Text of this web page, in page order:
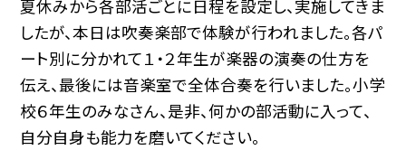
夏休みから各部活ごとに日程を設定し、実施してきま
したが、本日は吹奏楽部で体験が行われました。各パ
ート別に分かれて１・２年生が楽器の演奏の仕方を
伝え、最後には音楽室で全体合奏を行いました。小学
校６年生のみなさん、是非、何かの部活動に入って、
自分自身も能力を磨いてください。